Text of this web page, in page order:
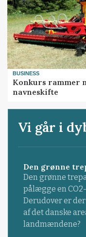
BUSINESS
Konkurs rammer
navneskifte
Vi går i
Den grønne
Den grønne
pålægge en
Derudover er
af det danske
landmændene?